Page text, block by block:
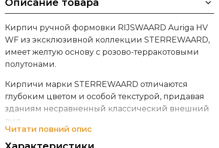
Описание товара
Кирпич ручной формовки RIJSWAARD Auriga HV
WF из эксклюзивной коллекции STERREWAARD,
имеет желтую основу с розово-терракотовыми
полутонами.
Кирпичи марки STERREWAARD отличаются
глубоким цветом и особой текстурой, придавая
зданиям несравненный классический внешний
вид.
Кирпичный завод Steenfabriek De Rijswaard имеет
Читати повний опис